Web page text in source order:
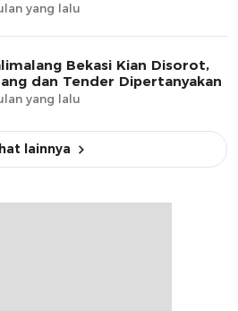
yang lalu
Bekasi Kian Disorot,
dan Tender Dipertanyakan
yang lalu
lainnya